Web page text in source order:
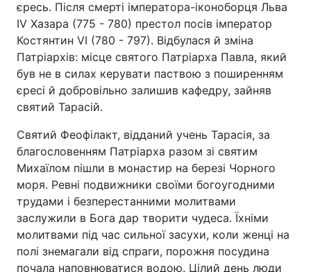
єресь. Після смерті імператора-іконоборця Льва
IV Хазара (775 - 780) престол посів імператор
Костянтин VI (780 - 797). Відбулася й зміна
Патріархів: місце святого Патріарха Павла, який
був не в силах керувати паствою з поширенням
єресі й добровільно залишив кафедру, зайняв
святий Тарасій.
Святий Феофілакт, відданий учень Тарасія, за
благословенням Патріарха разом зі святим
Михаїлом пішли в монастир на березі Чорного
моря. Ревні подвижники своїми богоугодними
трудами і безперестанними молитвами
заслужили в Бога дар творити чудеса. Їхніми
молитвами під час сильної засухи, коли женці на
полі знемагали від спраги, порожня посудина
почала наповнюватися водою. Цілий день люди